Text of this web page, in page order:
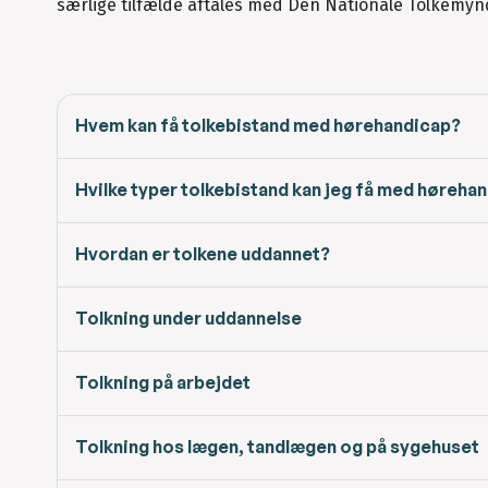
særlige tilfælde aftales med Den Nationale
Hvem kan få tolkebistand med hørehandicap?
Hvilke typer tolkebistand kan jeg få med
Hvordan er tolkene uddannet?
Tolkning under uddannelse
Tolkning på arbejdet
Tolkning hos lægen, tandlægen og på sygehuset